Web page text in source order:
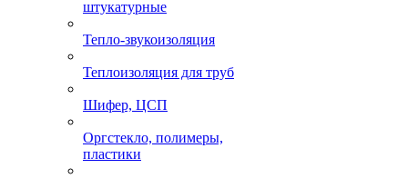
штукатурные
Тепло-звукоизоляция
Теплоизоляция для труб
Шифер, ЦСП
Оргстекло, полимеры,
пластики